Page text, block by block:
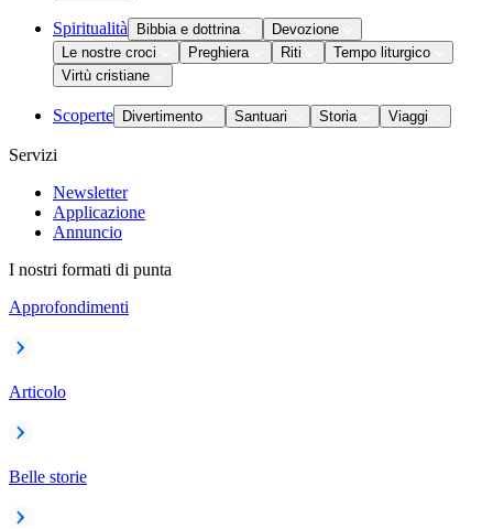
Spiritualità Bibbia e dottrina
Devozione
Le nostre croci
Preghiera Riti
Tempo liturgico
Virtù cristiane
Scoperte Divertimento Santuari Storia Viaggi
Servizi
Newsletter
Applicazione
Annuncio
I nostri formati di punta
Approfondimenti
Articolo
Belle storie